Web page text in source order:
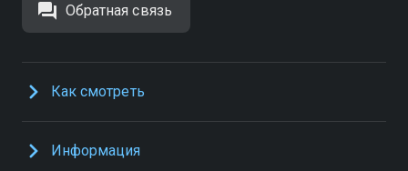
Обратная связь
Как смотреть
Информация